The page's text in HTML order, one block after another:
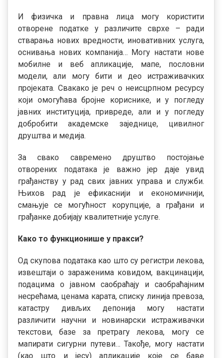
И физичка и правна лица могу користити
отворене податке у различите сврхе – ради
стварања нових вредности, иновативних услуга,
оснивања нових компанија… Могу настати нове
мобилне и веб апликације, мапе, пословни
модели, али могу бити и део истраживачких
пројеката. Свакако је реч о неисцрпном ресурсу
који омогућава бројне кориснике, и у погледу
јавних институција, привреде, али и у погледу
добробити академске заједнице, цивилног
друштва и медија.
За свако савремено друштво постојање
отворених података је важно јер даје увид
грађанству у рад свих јавних управа и служби.
Њихов рад је ефикаснији и економичнији,
смањује се могућност корупције, а грађани и
грађанке добијају квалитетније услуге.
Како то функционише у пракси?
Од скупова података као што су регистри лекова,
извештаји о зараженима ковидом, вакцинацији,
подацима о јавном саобраћају и саобраћајним
несрећама, ценама карата, списку линија превоза,
катастру дивљих депонија могу настати
различити научни и новинарски истраживачки
текстови, базе за претрагу лекова, могу се
мапирати сигурни путеви… Такође, могу настати
(као што и јесу) апликације које се баве